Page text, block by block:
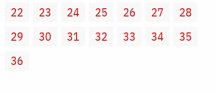
22
23 24 25 26 27
28
29
30 31 32 33 34
35
36